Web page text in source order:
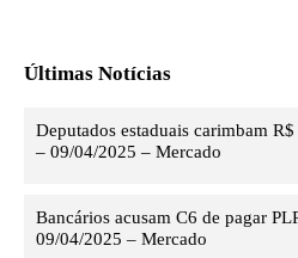
Últimas Notícias
Deputados estaduais carimbam
– 09/04/2025 – Mercado
Bancários acusam C6 de pagar
09/04/2025 – Mercado